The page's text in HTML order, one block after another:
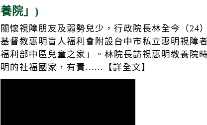
養院」)
關懷視障朋友及弱勢兒少，行政院長林全今（24
基督教惠明盲人福利會附設台中市私立惠明視障
福利部中區兒童之家」。林院長訪視惠明教養院
明的社福國家，有責......【詳全文】